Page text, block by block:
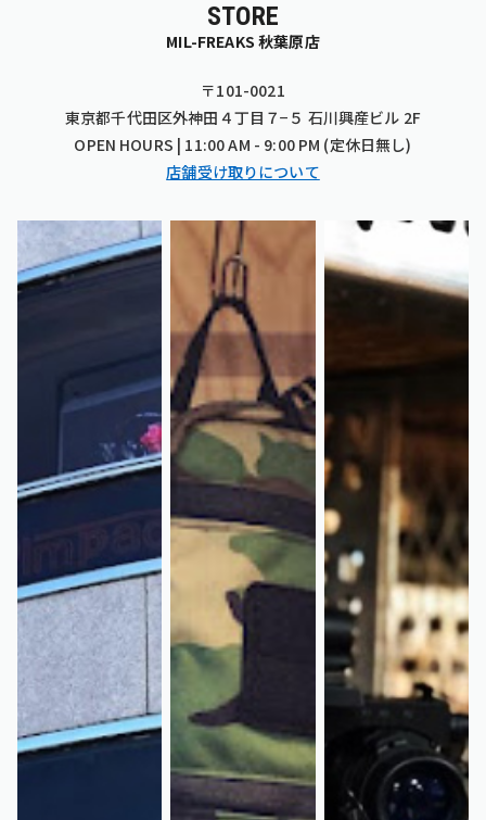
STORE
MIL-FREAKS 秋葉原店
〒101-0021
東京都千代田区外神田４丁目７−５ 石川興産ビル 2F
OPEN HOURS | 11:00 AM - 9:00 PM (定休日無し)
店舗受け取りについて